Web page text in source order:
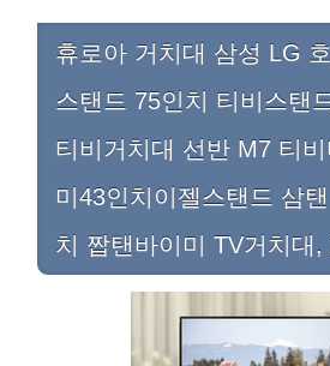
휴로아 거치대 삼성 LG
스탠드 75인치 티비스탠
티비거치대 선반 M7 티비
미43인치이젤스탠드 삼
치 짭탠바이미 TV거치대,